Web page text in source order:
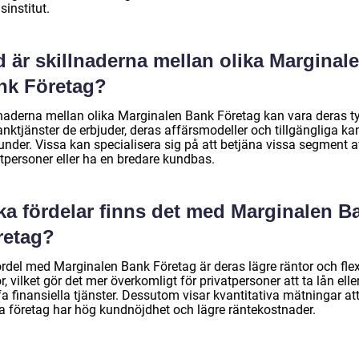
är skillnaderna mellan olika
Företag?
mellan olika Marginalen Bank Företag kan vara deras
de erbjuder, deras affärsmodeller och tillgängliga
Vissa kan specialisera sig på att betjäna vissa segment
eller ha en bredare kundbas.
fördelar finns det med Marginalen
med Marginalen Bank Företag är deras lägre räntor och
vilket gör det mer överkomligt för privatpersoner att ta lån
finansiella tjänster. Dessutom visar kvantitativa mätningar att
företag har hög kundnöjdhet och lägre räntekostnader.